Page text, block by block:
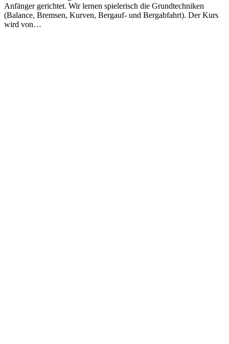
Anfänger gerichtet. Wir lernen spielerisch die Grundtechniken
(Balance, Bremsen, Kurven, Bergauf- und Bergabfahrt). Der Kurs
wird von…